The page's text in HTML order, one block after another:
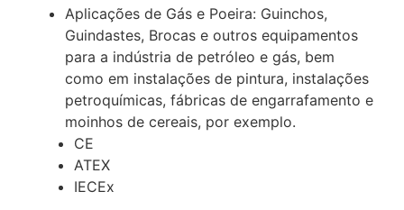
Aplicações de Gás e Poeira: Guinchos,
Guindastes, Brocas e outros equipamentos
para a indústria de petróleo e gás, bem
como em instalações de pintura, instalações
petroquímicas, fábricas de engarrafamento e
moinhos de cereais, por exemplo.
CE
ATEX
IECEx